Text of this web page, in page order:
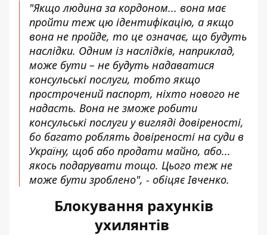
"Якщо людина за кордоном... вона має
пройти теж цю ідентифікацію, а якщо
вона не пройде, то це означає, що будуть
наслідки. Одним із наслідків, наприклад,
може бути – не будуть надаватися
консульські послуги, тобто якщо
прострочений паспорт, ніхто нового не
надасть. Вона не зможе робити
консульські послуги у вигляді довіреності,
бо багато роблять довіреності на суди в
Україну, щоб або продати майно, або...
якось подарувати тощо. Цього теж не
може бути зроблено", - обіцяє Івченко.
Блокування рахунків
ухилянтів